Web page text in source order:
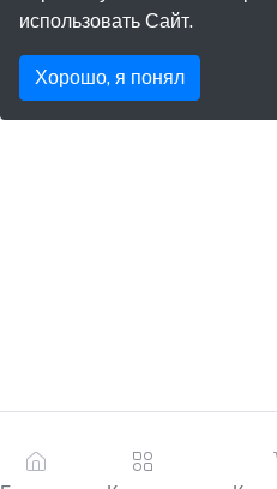
использовать Сайт.
Хорошо, я понял